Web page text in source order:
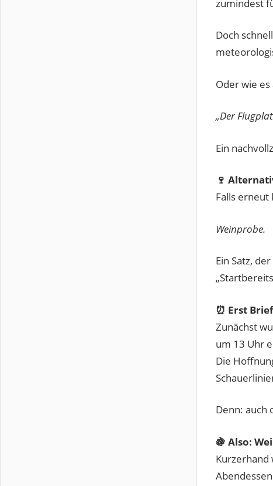
zumindest
Doch
Oder wie
„Der
Ein
🍷
Falls erneut
Weinprobe.
Ein Satz,
⏰ Erst
Zunächst
um 13 Uhr
Die
Denn: auch
🍇 Also:
Kurzerhand